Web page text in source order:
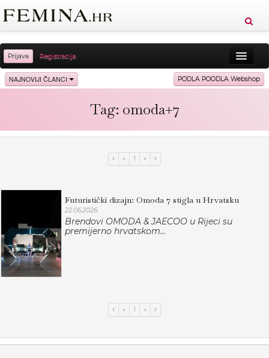
Prijava Registracija
Sreća Zdravlje Vitkost
Ljubav Putovanja
NAJNOVIJI ČLANCI PODLA POODLA Webshop
Tag: omoda+7
« 1 »
Futuristički dizajn: Omoda 7 stigla u Hrvatsku
22.06.2026.
Brendovi OMODA & JAECOO u Rijeci su
premijerno hrvatskom...
« 1 »